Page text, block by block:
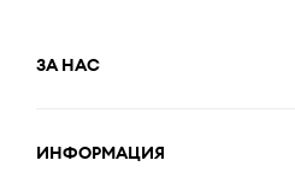
ЗА НАС
ИНФОРМАЦИЯ